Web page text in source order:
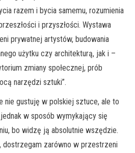
razem i bycia samemu, rozumienia
i przyszłości. Wystawa
prywatnej artystów, budowania
użytku czy architekturą, jak i –
zmiany społecznej, prób
narzędzi sztuki”.
nie gustuję w polskiej sztuce, ale to
w sposób wymykający się
bo widzę ją absolutnie wszędzie.
dostrzegam zarówno w przestrzeni